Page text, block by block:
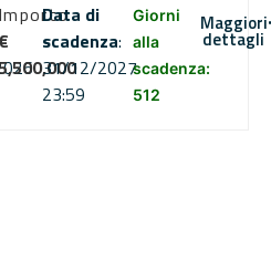
Importo
€
Data di
scadenza:
31/12/2027
23:59
Giorni
alla
scadenza:
512
Maggiori
dettagli